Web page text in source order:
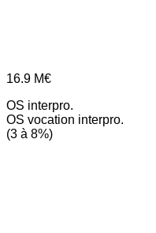
16.9 M€
OS interpro.
OS vocation interpro.
(3 à 8%)